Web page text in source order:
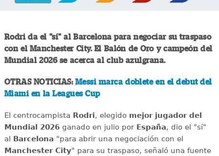
Rodri da el "sí" al Barcelona para negociar su traspaso
con el Manchester City. El Balón de Oro y campeón del
Mundial 2026 se acerca al club azulgrana.
OTRAS NOTICIAS: Messi marca doblete en el debut del
Miami en la Leagues Cup
El centrocampista Rodri, elegido mejor jugador del
Mundial 2026ganado en julio por España, dio el "sí"
al Barcelona "para abrir una negociación con el
Manchester City" para su traspaso, señaló una fuente